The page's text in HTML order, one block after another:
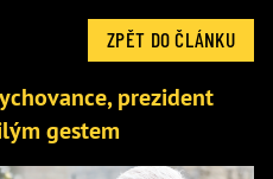
ZPĚT DO ČLÁNKU
prezident
gestem